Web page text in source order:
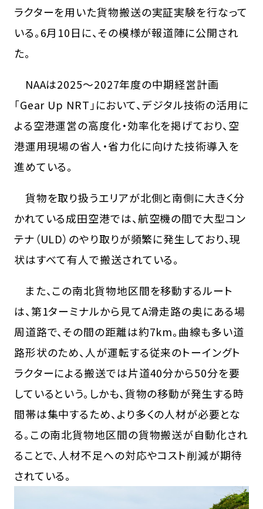
ラクターを用いた貨物搬送の実証実験を行なって
いる。6月10日に、その模様が報道陣に公開され
た。
NAAは2025～2027年度の中期経営計画
「Gear Up NRT」において、デジタル技術の活用に
よる空港運営の高度化・効率化を掲げており、空
港運用現場の省人・省力化に向けた技術導入を
進めている。
貨物を取り扱うエリアが北側と南側に大きく分
かれている成田空港では、航空機の間で大型コン
テナ（ULD）のやり取りが頻繁に発生しており、現
状はすべて有人で搬送されている。
また、この南北貨物地区間を移動するルート
は、第1ターミナルから見てA滑走路の奥にある場
周道路で、その間の距離は約7km。曲線も多い道
路形状のため、人が運転する従来のトーイングト
ラクターによる搬送では片道40分から50分を要
しているという。しかも、貨物の移動が発生する時
間帯は集中するため、より多くの人材が必要とな
る。この南北貨物地区間の貨物搬送が自動化され
ることで、人材不足への対応やコスト削減が期待
されている。